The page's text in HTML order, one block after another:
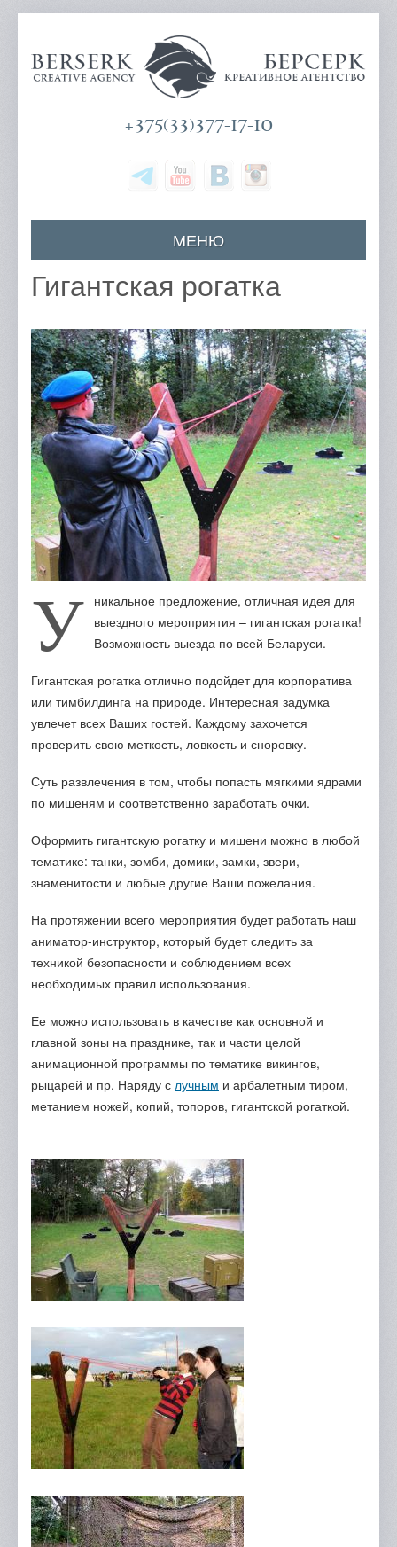
+375(33)377-17-10
МЕНЮ
Главная
Наши услуги
Цены
Отзывы
Портфолио
Контакты
Гигантская рогатка
У
никальное предложение, отличная идея для
выездного мероприятия – гигантская рогатка!
Возможность выезда по всей Беларуси.
Гигантская рогатка отлично подойдет для корпоратива
или тимбилдинга на природе. Интересная задумка
увлечет всех Ваших гостей. Каждому захочется
проверить свою меткость, ловкость и сноровку.
Суть развлечения в том, чтобы попасть мягкими ядрами
по мишеням и соответственно заработать очки.
Оформить гигантскую рогатку и мишени можно в любой
тематике: танки, зомби, домики, замки, звери,
знаменитости и любые другие Ваши пожелания.
На протяжении всего мероприятия будет работать наш
аниматор-инструктор, который будет следить за
техникой безопасности и соблюдением всех
необходимых правил использования.
Ее можно использовать в качестве как основной и
главной зоны на празднике, так и части целой
анимационной программы по тематике викингов,
рыцарей и пр. Наряду с лучным и арбалетным тиром,
метанием ножей, копий, топоров, гигантской рогаткой.